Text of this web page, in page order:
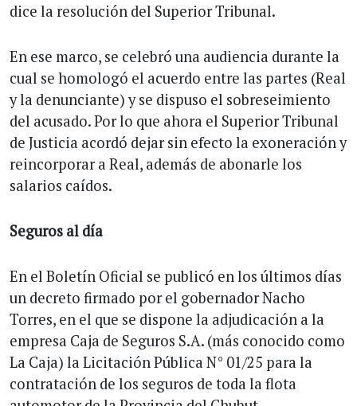
dice la resolución del Superior Tribunal.
En ese marco, se celebró una audiencia durante la
cual se homologó el acuerdo entre las partes (Real
y la denunciante) y se dispuso el sobreseimiento
del acusado. Por lo que ahora el Superior Tribunal
de Justicia acordó dejar sin efecto la exoneración y
reincorporar a Real, además de abonarle los
salarios caídos.
Seguros al día
En el Boletín Oficial se publicó en los últimos días
un decreto firmado por el gobernador Nacho
Torres, en el que se dispone la adjudicación a la
empresa Caja de Seguros S.A. (más conocido como
La Caja) la Licitación Pública N° 01/25 para la
contratación de los seguros de toda la flota